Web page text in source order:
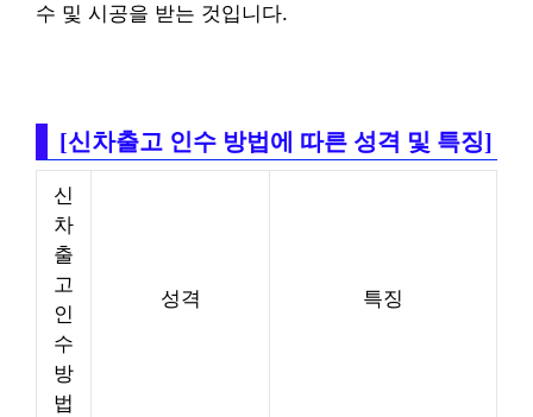
수 및 시공을 받는 것입니다.
[신차출고 인수 방법에 따른 성격 및 특징]
신
차
출
고
인
수
방
법
성격 특징